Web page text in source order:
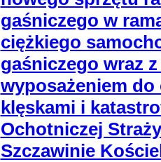
gaśniczego w
ciężkiego
gaśniczego wraz z
wyposażeniem do
klęskami i
Ochotniczej
Szczawinie